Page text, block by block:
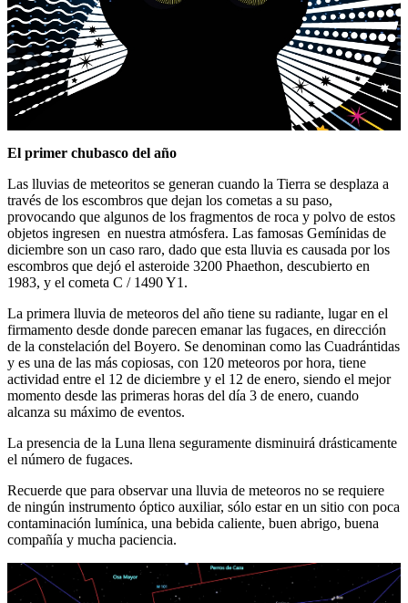
El primer chubasco del año
Las lluvias de meteoritos se generan cuando la Tierra se desplaza a
través de los escombros que dejan los cometas a su paso,
provocando que algunos de los fragmentos de roca y polvo de estos
objetos ingresen en nuestra atmósfera. Las famosas Gemínidas de
diciembre son un caso raro, dado que esta lluvia es causada por los
escombros que dejó el asteroide 3200 Phaethon, descubierto en
1983, y el cometa C / 1490 Y1.
La primera lluvia de meteoros del año tiene su radiante, lugar en el
firmamento desde donde parecen emanar las fugaces, en dirección
de la constelación del Boyero. Se denominan como las Cuadrántidas
y es una de las más copiosas, con 120 meteoros por hora, tiene
actividad entre el 12 de diciembre y el 12 de enero, siendo el mejor
momento desde las primeras horas del día 3 de enero, cuando
alcanza su máximo de eventos.
La presencia de la Luna llena seguramente disminuirá drásticamente
el número de fugaces.
Recuerde que para observar una lluvia de meteoros no se requiere
de ningún instrumento óptico auxiliar, sólo estar en un sitio con poca
contaminación lumínica, una bebida caliente, buen abrigo, buena
compañía y mucha paciencia.